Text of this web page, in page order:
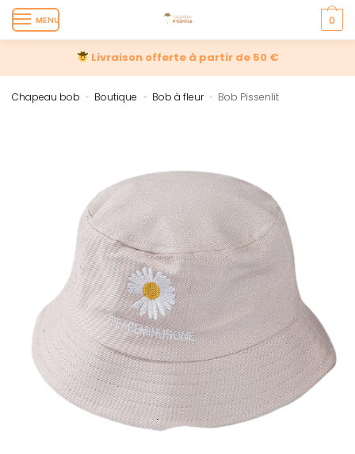
MENU 0
Livraison offerte à partir de 50 €
Chapeau bob » Boutique » Bob à fleur » Bob Pissenlit